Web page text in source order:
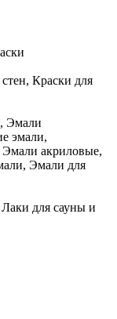
Краски для
Эмали
эмали,
акриловые,
Эмали для
для сауны и